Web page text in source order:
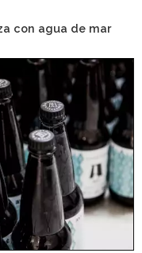
con agua de mar